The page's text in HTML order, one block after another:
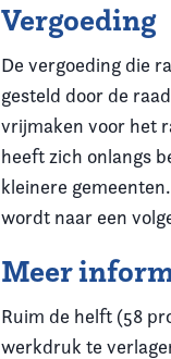
Vergoeding
De vergoeding die
gesteld door de
vrijmaken voor het
heeft zich onlangs
kleinere
wordt naar een
Meer
Ruim de helft (58
werkdruk te